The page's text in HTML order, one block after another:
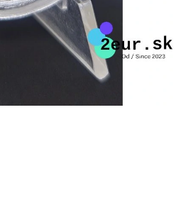
€3,10